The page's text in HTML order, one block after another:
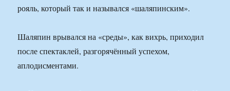
рояль, который так и назывался «шаляпинским».
Шаляпин врывался на «среды», как вихрь, приходил
после спектаклей, разгорячённый успехом,
аплодисментами.